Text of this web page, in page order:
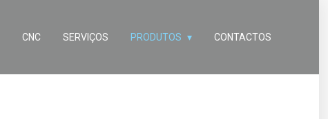
CNC SERVIÇOS PRODUTOS CONTACTOS